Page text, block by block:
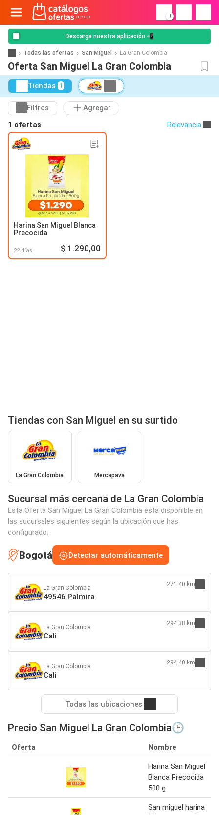
!
Descarga nuestra aplicación 📲
Todas las ofertas San Miguel La Gran Colombia
Oferta San Miguel La Gran Colombia
Tiendas 1
Filtros
Agregar
1 ofertas
Relevancia
Harina San Miguel Blanca
Precocida
22 días $ 1.290,00
Tiendas con San Miguel en su surtido
La Gran Colombia Mercapava
Sucursal más cercana de La Gran Colombia
Esta Oferta San Miguel La Gran Colombia está disponible en
las sucursales siguientes según la ubicación que has
configurado:
Bogotá Detectar automáticamente
La Gran Colombia
49546 Palmira
271.40 km
La Gran Colombia
Cali
294.38 km
La Gran Colombia
Cali
294.40 km
Todas las ubicaciones
Precio San Miguel La Gran Colombia🕒
Oferta Nombre
Harina San Miguel
Blanca Precocida
500 g
San miguel harina